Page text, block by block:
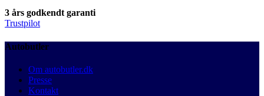
3 års godkendt garanti
Trustpilot
Autobutler
Om autobutler.dk
Presse
Kontakt